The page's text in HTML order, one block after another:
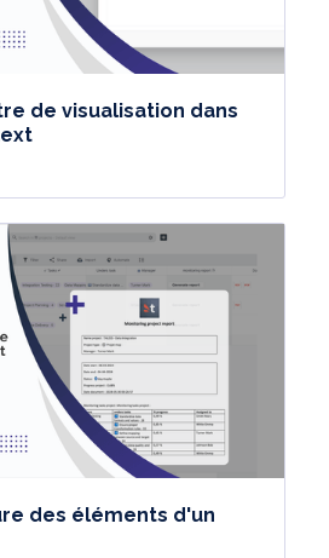
de visualisation dans
des éléments d'un